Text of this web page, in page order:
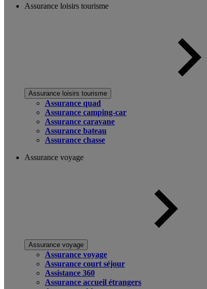
Assurance loisirs tourisme
Assurance loisirs tourisme
Assurance quad
Assurance camping-car
Assurance caravane
Assurance bateau
Assurance chasse
Assurance voyage
Assurance voyage
Assurance voyage
Assurance court séjour
Assistance 360
Assurance accueil étrangers